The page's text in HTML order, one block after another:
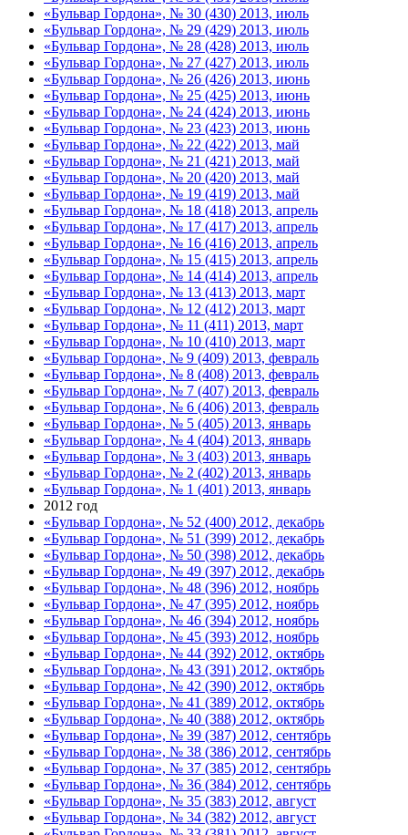
«Бульвар Гордона», № 30 (430) 2013, июль
«Бульвар Гордона», № 29 (429) 2013, июль
«Бульвар Гордона», № 28 (428) 2013, июль
«Бульвар Гордона», № 27 (427) 2013, июль
«Бульвар Гордона», № 26 (426) 2013, июнь
«Бульвар Гордона», № 25 (425) 2013, июнь
«Бульвар Гордона», № 24 (424) 2013, июнь
«Бульвар Гордона», № 23 (423) 2013, июнь
«Бульвар Гордона», № 22 (422) 2013, май
«Бульвар Гордона», № 21 (421) 2013, май
«Бульвар Гордона», № 20 (420) 2013, май
«Бульвар Гордона», № 19 (419) 2013, май
«Бульвар Гордона», № 18 (418) 2013, апрель
«Бульвар Гордона», № 17 (417) 2013, апрель
«Бульвар Гордона», № 16 (416) 2013, апрель
«Бульвар Гордона», № 15 (415) 2013, апрель
«Бульвар Гордона», № 14 (414) 2013, апрель
«Бульвар Гордона», № 13 (413) 2013, март
«Бульвар Гордона», № 12 (412) 2013, март
«Бульвар Гордона», № 11 (411) 2013, март
«Бульвар Гордона», № 10 (410) 2013, март
«Бульвар Гордона», № 9 (409) 2013, февраль
«Бульвар Гордона», № 8 (408) 2013, февраль
«Бульвар Гордона», № 7 (407) 2013, февраль
«Бульвар Гордона», № 6 (406) 2013, февраль
«Бульвар Гордона», № 5 (405) 2013, январь
«Бульвар Гордона», № 4 (404) 2013, январь
«Бульвар Гордона», № 3 (403) 2013, январь
«Бульвар Гордона», № 2 (402) 2013, январь
«Бульвар Гордона», № 1 (401) 2013, январь
2012 год
«Бульвар Гордона», № 52 (400) 2012, декабрь
«Бульвар Гордона», № 51 (399) 2012, декабрь
«Бульвар Гордона», № 50 (398) 2012, декабрь
«Бульвар Гордона», № 49 (397) 2012, декабрь
«Бульвар Гордона», № 48 (396) 2012, ноябрь
«Бульвар Гордона», № 47 (395) 2012, ноябрь
«Бульвар Гордона», № 46 (394) 2012, ноябрь
«Бульвар Гордона», № 45 (393) 2012, ноябрь
«Бульвар Гордона», № 44 (392) 2012, октябрь
«Бульвар Гордона», № 43 (391) 2012, октябрь
«Бульвар Гордона», № 42 (390) 2012, октябрь
«Бульвар Гордона», № 41 (389) 2012, октябрь
«Бульвар Гордона», № 40 (388) 2012, октябрь
«Бульвар Гордона», № 39 (387) 2012, сентябрь
«Бульвар Гордона», № 38 (386) 2012, сентябрь
«Бульвар Гордона», № 37 (385) 2012, сентябрь
«Бульвар Гордона», № 36 (384) 2012, сентябрь
«Бульвар Гордона», № 35 (383) 2012, август
«Бульвар Гордона», № 34 (382) 2012, август